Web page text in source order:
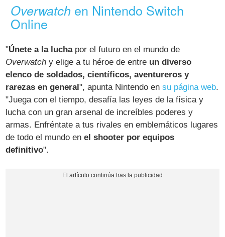
Overwatch en Nintendo Switch
Online
"Únete a la luchapor el futuro en el mundo de
Overwatch y elige a tu héroe de entre un diverso
elenco de soldados, científicos, aventureros y
rarezas en general", apunta Nintendo ensu página web.
"Juega con el tiempo, desafía las leyes de la física y
lucha con un gran arsenal de increíbles poderes y
armas. Enfréntate a tus rivales en emblemáticos lugares
de todo el mundo enel shooter por equipos
definitivo".